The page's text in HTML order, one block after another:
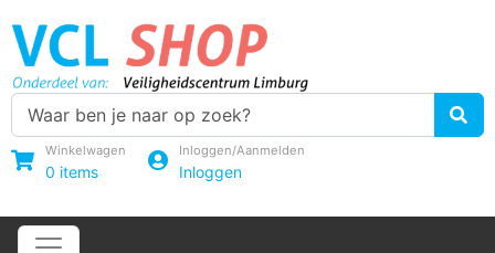
Winkelwagen
0 items
Inloggen/Aanmelden
Inloggen